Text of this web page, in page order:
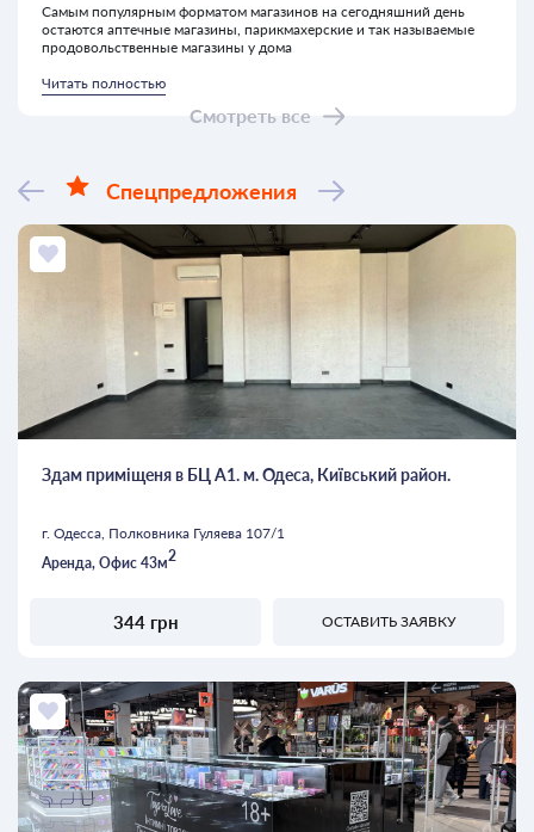
Смотреть все
Самым популярным форматом магазинов на сегодняшний день
остаются аптечные магазины, парикмахерские и так называемые
продовольственные магазины у дома
Читать полностью
Спецпредложения
Здам приміщеня в БЦ А1. м. Одеса, Київський район.
г. Одесса, Полковника Гуляева 107/1
Аренда, Офис 43м2
344 грн ОСТАВИТЬ ЗАЯВКУ